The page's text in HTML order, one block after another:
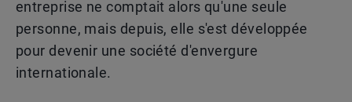
entreprise ne comptait alors qu'une seule
personne, mais depuis, elle s'est développée
pour devenir une société d'envergure
internationale.